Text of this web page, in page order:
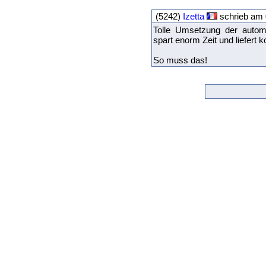
(5242) Izetta
schrieb am
Tolle Umsetzung der
spart enorm Zeit und liefert
So muss das!